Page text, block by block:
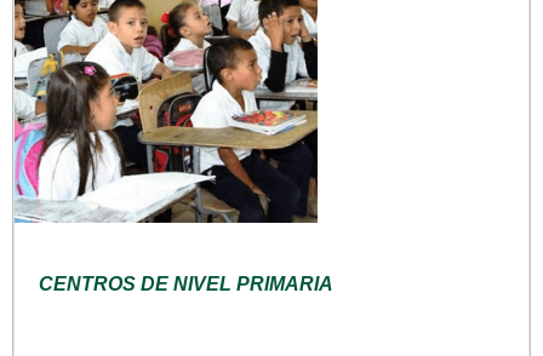
CENTROS DE NIVEL PRIMARIA